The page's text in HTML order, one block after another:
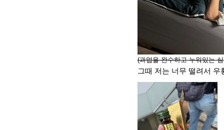
(과업을 완수하고 누워있는
그때 저는 너무 떨려서